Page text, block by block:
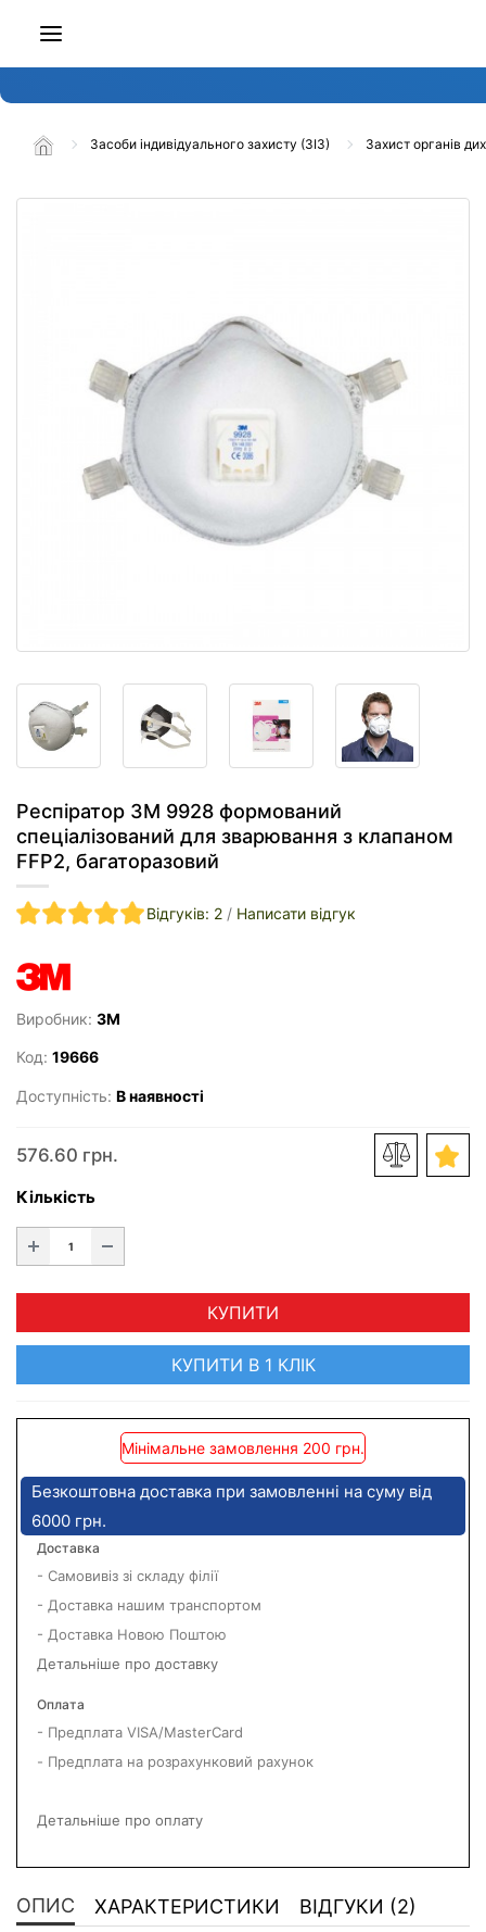
Засоби індивідуального захисту (ЗІЗ) Захист органів
Респіратор 3M 9928 формований
спеціалізований для зварювання з клапаном
FFP2, багаторазовий
Відгуків: 2 / Написати відгук
Виробник: 3M
Код: 19666
Доступність: В наявності
576.60 грн.
Кількість
КУПИТИ
КУПИТИ В 1 КЛІК
Мінімальне замовлення 200 грн.
Безкоштовна доставка при замовленні на суму від
6000 грн.
Доставка
- Самовивіз зі складу філії
- Доставка нашим транспортом
- Доставка Новою Поштою
Детальніше про доставку
Оплата
- Предплата VISA/MasterCard
- Предплата на розрахунковий рахунок
Детальніше про оплату
ОПИС ХАРАКТЕРИСТИКИ ВІДГУКИ (2)